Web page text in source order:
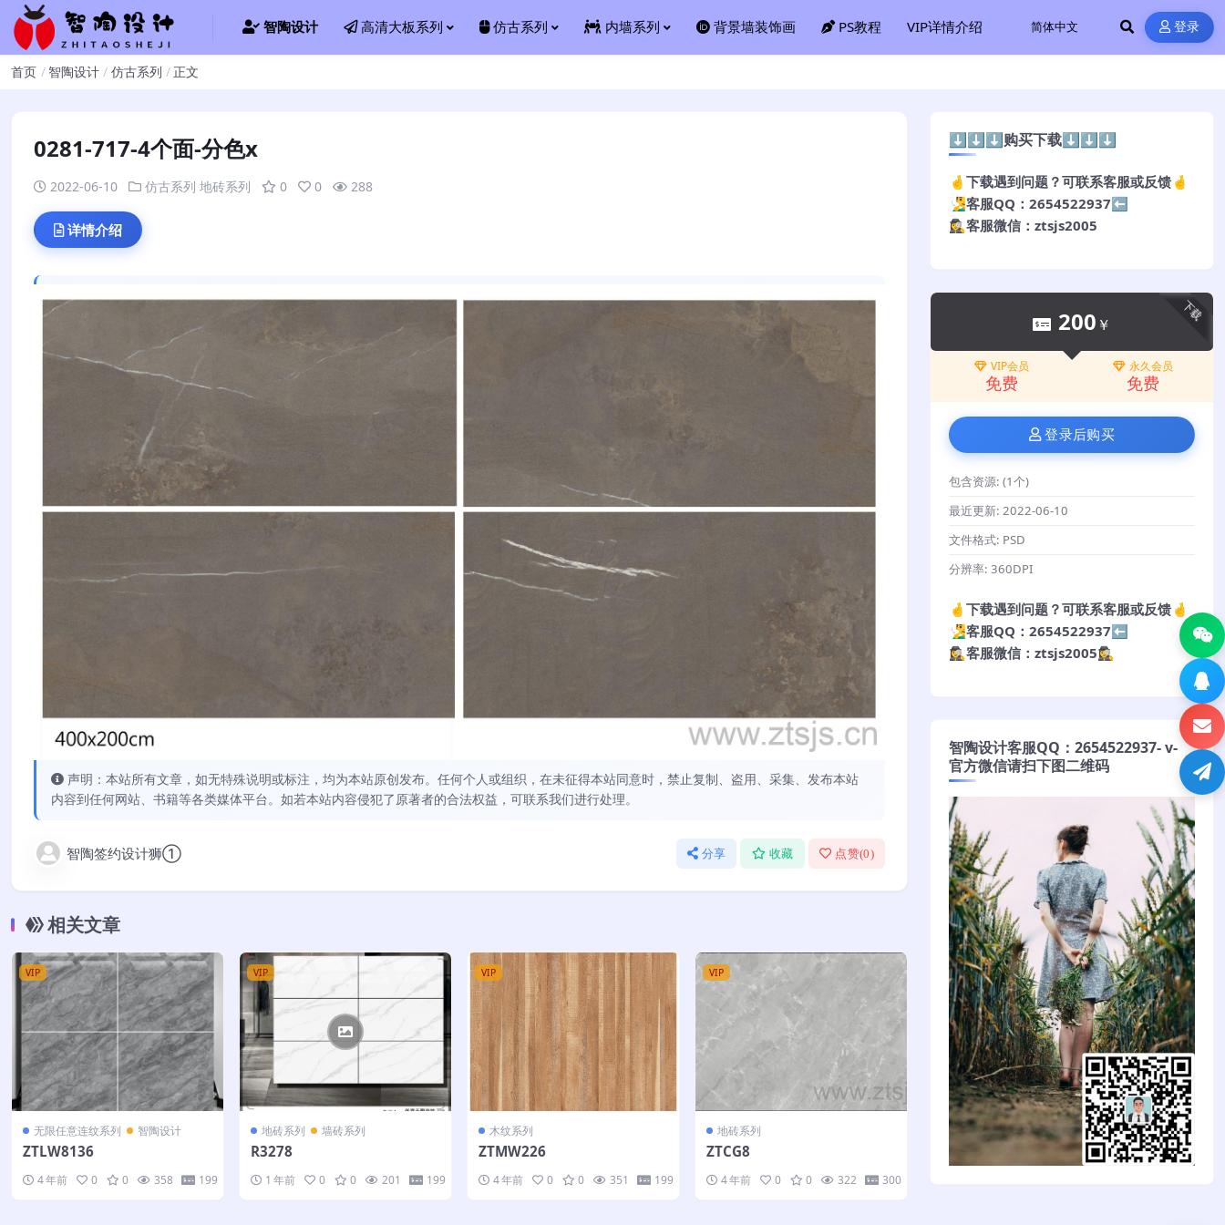
智陶设计 高清大板系列 仿古系列 内墙系列 背景墙装饰画 PS教程 VIP详情介绍 登录
首页 智陶设计 仿古系列 正文
0281-717-4个面-分色x
2022-06-10 仿古系列 地砖系列 0 0 288
详情介绍
声明：本站所有文章，如无特殊说明或标注，均为本站原创发布。任何个人或组织，在未征得本站同意时，禁止复制、盗用、采集、发布本站
内容到任何网站、书籍等各类媒体平台。如若本站内容侵犯了原著者的合法权益，可联系我们进行处理。
智陶签约设计狮① 分享 收藏 点赞(0)
相关文章
VIP
无限任意连纹系列 智陶设计
ZTLW8136
4 年前 0 0 358 199
VIP
地砖系列 墙砖系列
R3278
1 年前 0 0 201 199
VIP
木纹系列
ZTMW226
4 年前 0 0 351 199
VIP
地砖系列
ZTCG8
4 年前 0 0 322 300
⬇️⬇️⬇️购买下载⬇️⬇️⬇️
🤞下载遇到问题？可联系客服或反馈🤞
🧏‍♂️客服QQ：2654522937⬅️
🕵️‍♀️客服微信：ztsjs2005
下载
200 ￥
VIP会员
免费
永久会员
免费
登录后购买
包含资源: (1个)
最近更新: 2022-06-10
文件格式: PSD
分辨率: 360DPI
🤞下载遇到问题？可联系客服或反馈🤞
🧏‍♂️客服QQ：2654522937⬅️
🕵️‍♀️客服微信：ztsjs2005🕵️‍♀️
智陶设计客服QQ：2654522937- v-
官方微信请扫下图二维码